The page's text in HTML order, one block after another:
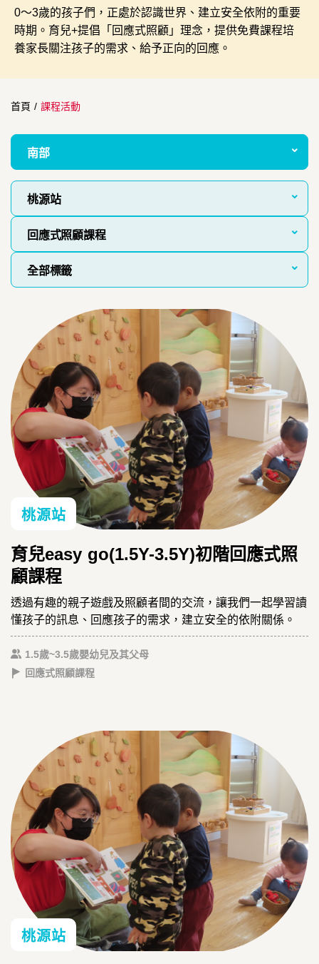
0～3歲的孩子們，正處於認識世界、建立安全依附的重要
時期。育兒+提倡「回應式照顧」理念，提供免費課程培
養家長關注孩子的需求、給予正向的回應。
首頁 / 課程活動
南部
桃源站
回應式照顧課程
全部標籤
桃源站
育兒easy go(1.5Y-3.5Y)初階回應式照
顧課程
透過有趣的親子遊戲及照顧者間的交流，讓我們一起學習讀
懂孩子的訊息、回應孩子的需求，建立安全的依附關係。
1.5歲~3.5歲嬰幼兒及其父母
回應式照顧課程
桃源站